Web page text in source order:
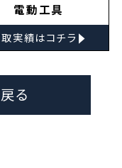
電動工具
実績はコチラ ▸
る